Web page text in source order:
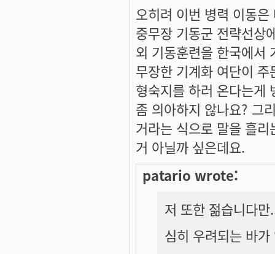
오히려 이번 병력 이동
중무장 기동군 전략선상
외 기동훈련을 한국에서
무장한 기계화 여단이
형숙지를 하러 온다는게
좀 의아하지 않나요? 그
거라는 식으로 말을 흘
거 아닐까 싶은데요.
patario wrote:
저 또한 젊습니다
심히 우려되는 바